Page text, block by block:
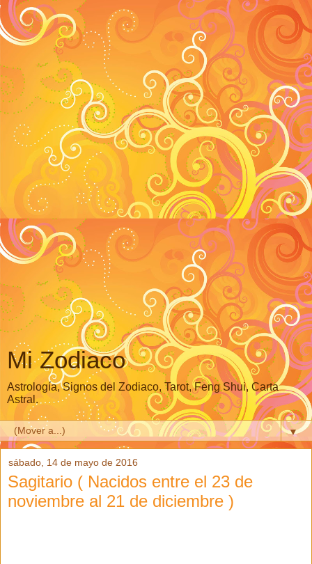
Mi Zodiaco
Astrología, Signos del Zodiaco, Tarot, Feng Shui, Carta
Astral.
▼
sábado, 14 de mayo de 2016
Sagitario ( Nacidos entre el 23 de
noviembre al 21 de diciembre )